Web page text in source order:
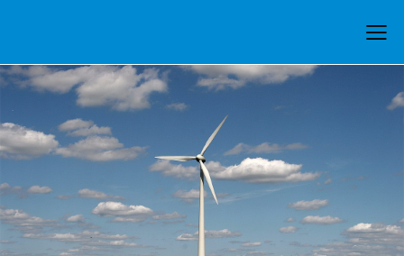
ÉNERGIE ÉOLIENNE MISE À LA TERRE
PROTECTION FOUDRE